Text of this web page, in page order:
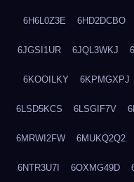
6H6L0Z3E 6HD2DCBO
6JGSI1UR 6JQL3WKJ
6KOOILKY 6KPMGXPJ
6LSD5KCS 6LSGIF7V
6MRWI2FW 6MUKQ2Q2
6NTR3U7I 6OXMG49D